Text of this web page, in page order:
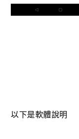
以下是軟體說明